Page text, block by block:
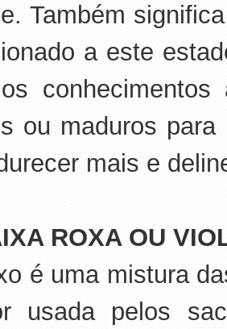
Também
a este
ou maduros
mais e
ROXA OU
é uma mistura
usada pelos